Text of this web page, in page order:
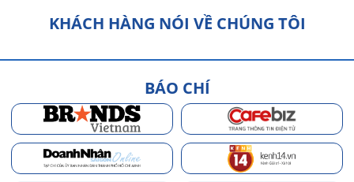
KHÁCH HÀNG NÓI VỀ CHÚNG TÔI
BÁO CHÍ